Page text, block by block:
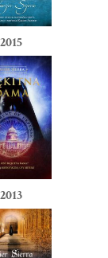
2015
2013